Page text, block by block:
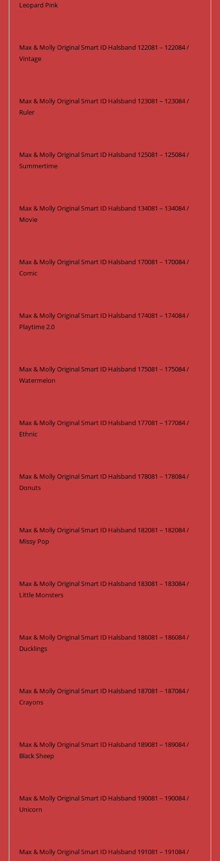
Leopard Pink
Max & Molly Original Smart ID Halsband 122081 – 122084 /
Vintage
Max & Molly Original Smart ID Halsband 123081 – 123084 /
Ruler
Max & Molly Original Smart ID Halsband 125081 – 125084 /
Summertime
Max & Molly Original Smart ID Halsband 134081 – 134084 /
Movie
Max & Molly Original Smart ID Halsband 170081 – 170084 /
Comic
Max & Molly Original Smart ID Halsband 174081 – 174084 /
Playtime 2.0
Max & Molly Original Smart ID Halsband 175081 – 175084 /
Watermelon
Max & Molly Original Smart ID Halsband 177081 – 177084 /
Ethnic
Max & Molly Original Smart ID Halsband 178081 – 178084 /
Donuts
Max & Molly Original Smart ID Halsband 182081 – 182084 /
Missy Pop
Max & Molly Original Smart ID Halsband 183081 – 183084 /
Little Monsters
Max & Molly Original Smart ID Halsband 186081 – 186084 /
Ducklings
Max & Molly Original Smart ID Halsband 187081 – 187084 /
Crayons
Max & Molly Original Smart ID Halsband 189081 – 189084 /
Black Sheep
Max & Molly Original Smart ID Halsband 190081 – 190084 /
Unicorn
Max & Molly Original Smart ID Halsband 191081 – 191084 /